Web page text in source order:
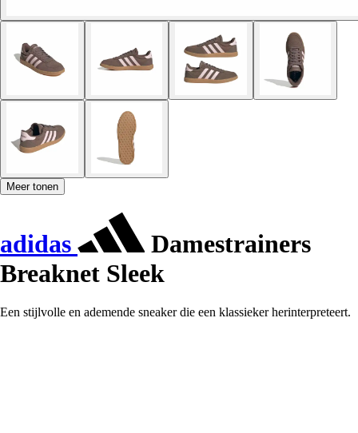
Meer tonen
adidas
Damestrainers
Breaknet Sleek
Een stijlvolle en ademende sneaker die een klassieker herinterpreteert.